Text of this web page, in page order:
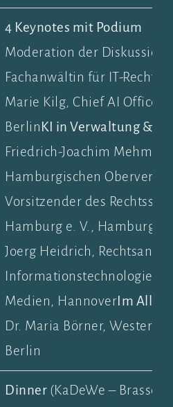
4 Keynotes mit Podium
Moderation der
Fachanwältin für IT-Recht,
Marie Kilg, Chief AI Officer,
Berlin KI in Verwaltung &
Friedrich-Joachim Mehmel,
Hamburgischen
Vorsitzender des
Hamburg e. V., Hamburg
Joerg Heidrich,
Medien, Hannover Im
Dr. Maria Börner,
Berlin
Dinner (KaDeWe –